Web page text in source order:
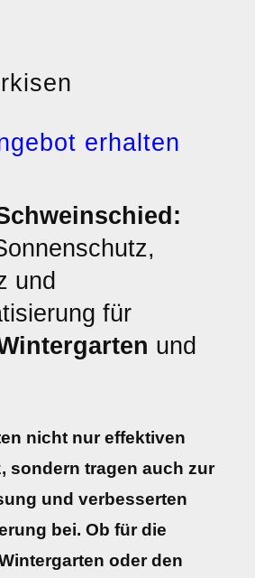
erhalten
und
für
und
nicht nur effektiven
sondern tragen auch zur
und verbesserten
bei. Ob für die
oder den